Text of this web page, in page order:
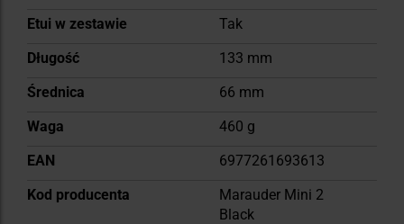
Etui w zestawie
Tak
Długość
133 mm
Średnica
66 mm
Waga
460 g
EAN
6977261693613
Kod producenta
Marauder Mini 2
Black